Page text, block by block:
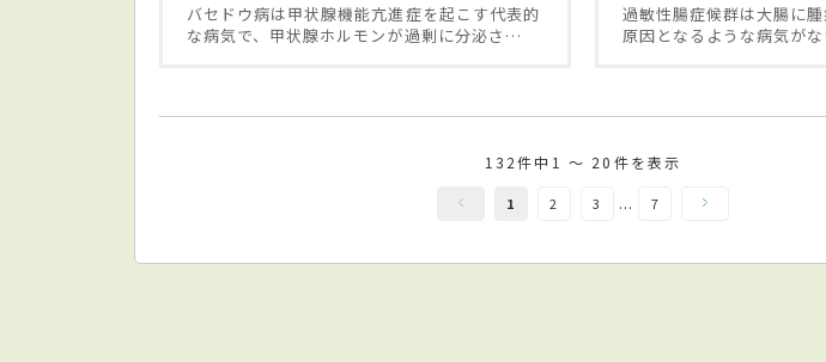
バセドウ病は甲状腺機能亢進症を起こす代表的
な病気で、甲状腺ホルモンが過剰に分泌さ…
過敏性腸症候群は大腸に
原因となるような病気が
132件中1 〜 20件を表示
1 2 3 ... 7